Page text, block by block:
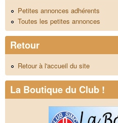
Petites annonces adhérents
Toutes les petites annonces
Retour
Retour à l'accueil du site
La Boutique du Club !